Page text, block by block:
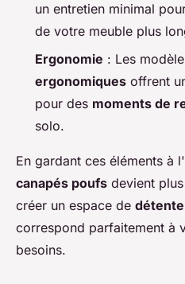
un entretien minimal
de votre meuble plus
Ergonomie : Les
ergonomiques offrent
pour des moments de
solo.
En gardant ces éléments à
canapés poufs devient
créer un espace de
correspond parfaitement à
besoins.